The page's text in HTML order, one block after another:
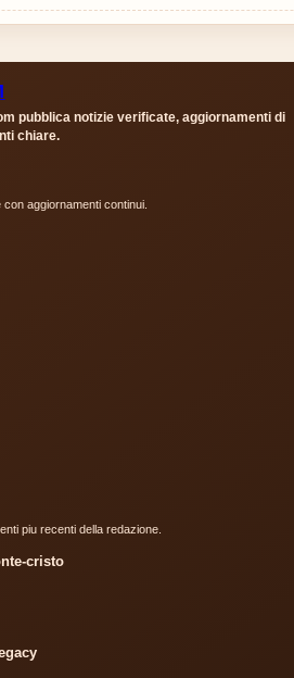
pubblica notizie verificate, aggiornamenti di
chiare.
aggiornamenti continui.
piu recenti della redazione.
cristo